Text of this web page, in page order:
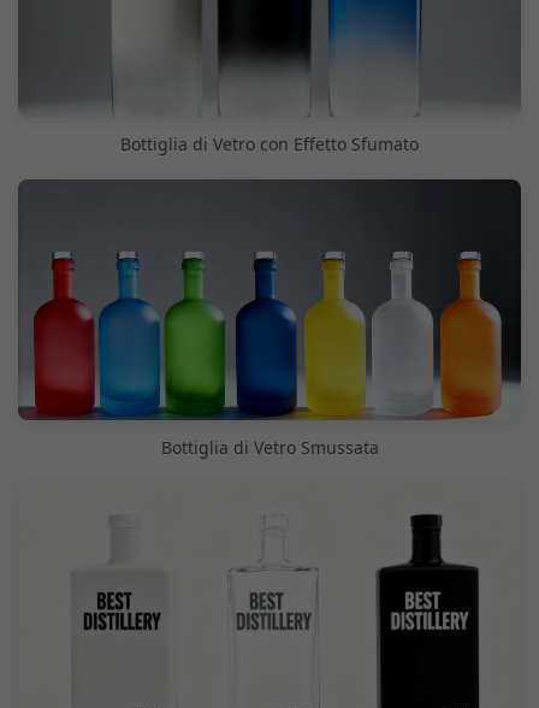
Bottiglia di Vetro con Effetto Sfumato
Bottiglia di Vetro Smussata